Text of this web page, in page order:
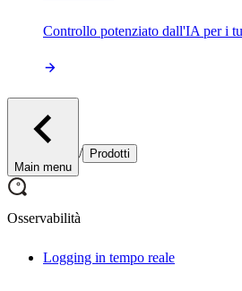
Controllo potenziato dall'IA per i
Main menu
/ Prodotti
Osservabilità
Logging in tempo reale